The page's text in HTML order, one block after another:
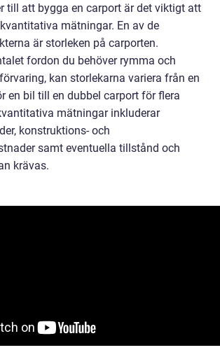
till att bygga en carport är det viktigt att
mätningar. En av de
är storleken på carporten.
fordon du behöver rymma och
kan storlekarna variera från en
en bil till en dubbel carport för flera
mätningar inkluderar
konstruktions- och
samt eventuella tillstånd och
krävas.